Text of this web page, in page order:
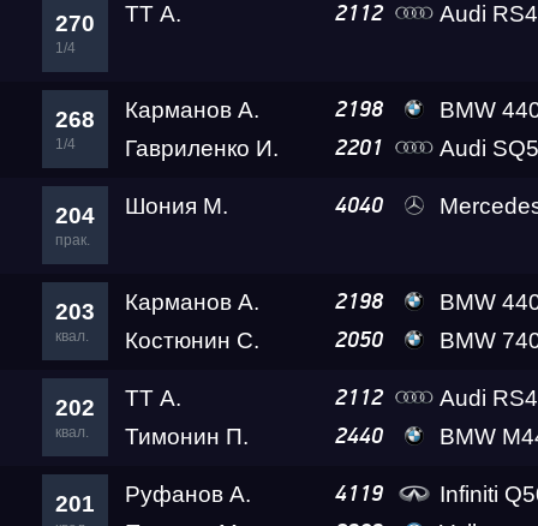
270
1/4
ТТ А. 2112 Audi RS4
268
1/4
Карманов А. 2198
BMW
Гавриленко И.
2201 Audi SQ5 Ада
204
прак.
Шония М. 4040 Mercedes-Benz G63
203
квал.
Карманов А. 2198
BMW
Костюнин С.
2050 BMW 740
202
квал.
ТТ А. 2112
Audi RS4
Тимонин П.
2440 BMW
201 Руфанов А. 4119
Infiniti